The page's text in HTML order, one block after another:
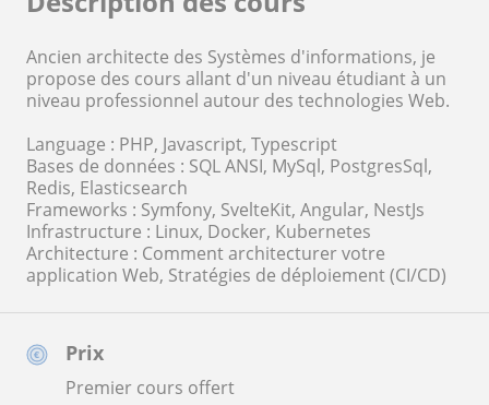
Prix
Premier cours offert
Ancien architecte des Systèmes d'informations, je
propose des cours allant d'un niveau étudiant à un
niveau professionnel autour des technologies Web.
Language : PHP, Javascript, Typescript
Bases de données : SQL ANSI, MySql, PostgresSql,
Redis, Elasticsearch
Frameworks : Symfony, SvelteKit, Angular, NestJs
Infrastructure : Linux, Docker, Kubernetes
Architecture : Comment architecturer votre
application Web, Stratégies de déploiement (CI/CD)